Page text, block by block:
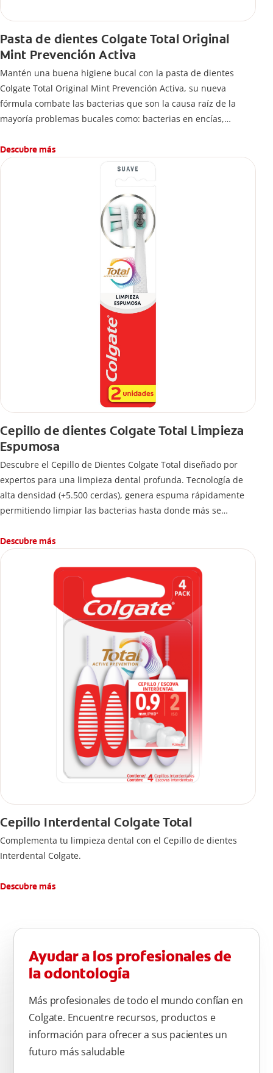
Pasta de dientes Colgate Total Original
Mint Prevención Activa
Mantén una buena higiene bucal con la pasta de dientes
Colgate Total Original Mint Prevención Activa, su nueva
fórmula combate las bacterias que son la causa raíz de la
mayoría problemas bucales como: bacterias en encías,
caries.
Descubre más
Cepillo de dientes Colgate Total Limpieza
Espumosa
Descubre el Cepillo de Dientes Colgate Total diseñado por
expertos para una limpieza dental profunda. Tecnología de
alta densidad (+5.500 cerdas), genera espuma rápidamente
permitiendo limpiar las bacterias hasta donde más se
Descubre más
Cepillo Interdental Colgate Total
Complementa tu limpieza dental con el Cepillo de dientes
Interdental Colgate.
Descubre más
Ayudar a los profesionales de
la odontología
Más profesionales de todo el mundo confían en
Colgate. Encuentre recursos, productos e
información para ofrecer a sus pacientes un
futuro más saludable